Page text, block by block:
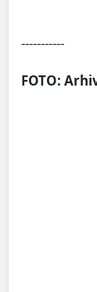
-----------
FOTO: